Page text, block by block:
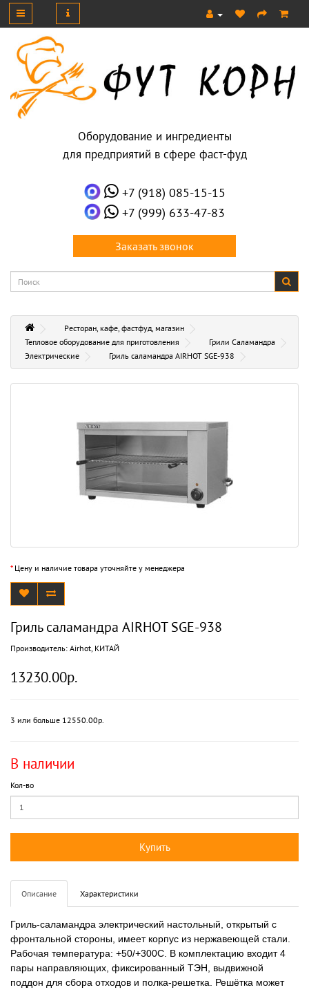
Оборудование и ингредиенты
для предприятий в сфере фаст-фуд
+7 (918) 085-15-15
+7 (999) 633-47-83
Заказать звонок
Ресторан, кафе, фастфуд, магазин
Тепловое оборудование для приготовления
Грили Саламандра
Электрические
Гриль саламандра AIRHOT SGE-938
*Цену и наличие товара уточняйте у менеджера
Гриль саламандра AIRHOT SGE-938
Производитель: Airhot, КИТАЙ
13230.00р.
3 или больше 12550.00р.
В наличии
Кол-во
Купить
Описание Характеристики
Гриль-саламандра электрический настольный, открытый с
фронтальной стороны, имеет корпус из нержавеющей стали.
Рабочая температура: +50/+300С. В комплектацию входит 4
пары направляющих, фиксированный ТЭН, выдвижной
поддон для сбора отходов и полка-решетка. Решётка может